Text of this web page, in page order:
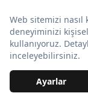
Evlilik Yıl dönümü
Rüyada Altın
Saklı Olabilir!
Doğal Taşların
Hangi Doğal Taş Ne
Emojilerin